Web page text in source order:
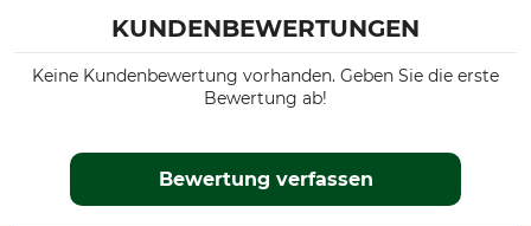
KUNDENBEWERTUNGEN
Keine Kundenbewertung vorhanden. Geben Sie die erste
Bewertung ab!
Bewertung verfassen